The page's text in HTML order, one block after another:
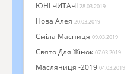
ЮНІ ЧИТАЧІ 28.03.2019
Нова Алея 20.03.2019
Сміла Масниця 09.03.2019
Свято Для Жінок 07.03.2019
Масляниця -2019 04.03.2019